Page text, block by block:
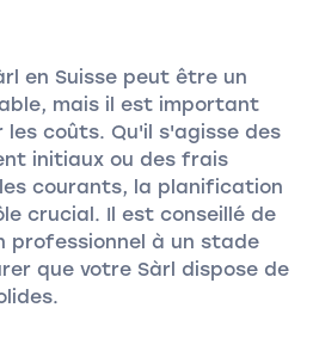
en Suisse peut être un
mais il est important
coûts. Qu'il s'agisse des
initiaux ou des frais
courants, la planification
crucial. Il est conseillé de
professionnel à un stade
que votre Sàrl dispose de